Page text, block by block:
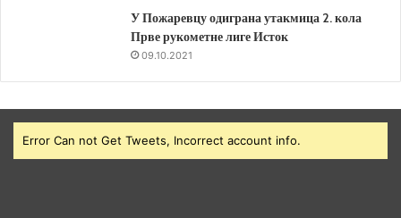
У Пожаревцу одиграна утакмица 2. кола
Прве рукометне лиге Исток
09.10.2021
Error Can not Get Tweets, Incorrect account info.